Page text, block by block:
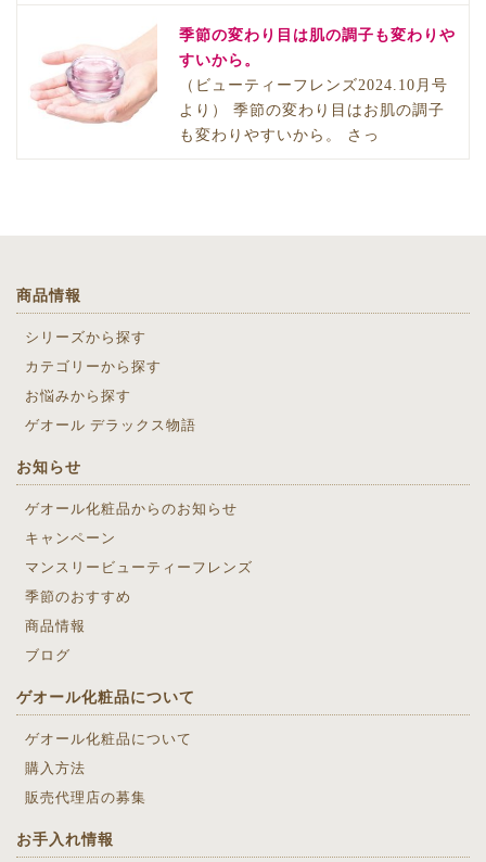
季節の変わり目は肌の調子も変わりや
すいから。
（ビューティーフレンズ2024.10月号
より） 季節の変わり目はお肌の調子
も変わりやすいから。 さっ
商品情報
シリーズから探す
カテゴリーから探す
お悩みから探す
ゲオール デラックス物語
お知らせ
ゲオール化粧品からのお知らせ
キャンペーン
マンスリービューティーフレンズ
季節のおすすめ
商品情報
ブログ
ゲオール化粧品について
ゲオール化粧品について
購入方法
販売代理店の募集
お手入れ情報